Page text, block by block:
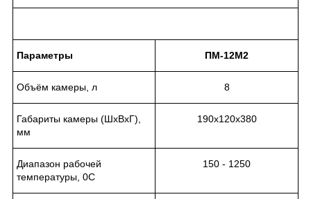
Параметры ПМ-12М2
Объём камеры, л 8
Габариты камеры (ШхВхГ),
мм
190х120х380
Диапазон рабочей
температуры, 0С
150 - 1250